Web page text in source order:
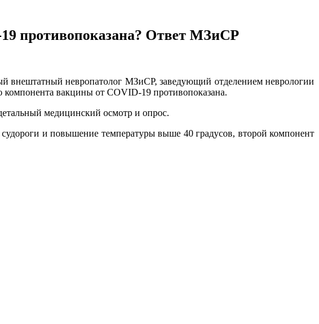
противопоказана? Ответ МЗиСР
внештатный невропатолог МЗиСР, заведующий отделением неврологии
вакцины от COVID-19 противопоказана.
медицинский осмотр и опрос.
и повышение температуры выше 40 градусов, второй компонент